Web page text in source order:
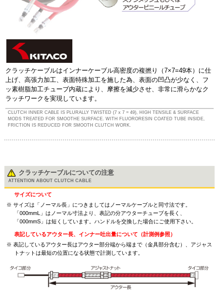
クラッチケーブルはインナーケーブル高密度の複撚り（7×7=49本）に仕
上げ、高張力加工、表面特殊加工を施した為、表面の凹凸が少なく、フ
ッ素樹脂加工チューブ内蔵により、摩擦を減少させ、非常に滑らかなク
ラッチワークを実現しています。
CLUTCH INNER CABLE IS PLURALLY TWISTED (7 x 7 = 49), HIGH TENSILE & SURFACE
MODS TREATED FOR SMOOTHE SURFACE. WITH FLUORORESIN COATED TUBE INSIDE,
FRICTION IS REDUCED FOR SMOOTH CLUTCH WORK.
クラッチケーブルについての注意
ATTENTION ABOUT CLUTCH CABLE
サイズについて
サイズは「ノーマル長」につきましてはノーマルケーブルと同寸法です。
「000mmL」はノーマル寸法より、表記の分アウターチューブを長く、
「000mmS」は短くしています。ハンドルを交換した場合にご使用下さい。
表記しているアウター長、インナー吐出量について（計測例参照）
表記しているアウター長はアウター部分端から端まで（金具部分含む）、アジャス
トナットは最短の位置になる状態で計測しています。